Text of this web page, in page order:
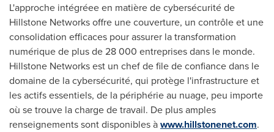
L'approche intégréee en matière de cybersécurité de
Hillstone Networks offre une couverture, un contrôle et une
consolidation efficaces pour assurer la transformation
numérique de plus de 28 000 entreprises dans le monde.
Hillstone Networks est un chef de file de confiance dans le
domaine de la cybersécurité, qui protège l'infrastructure et
les actifs essentiels, de la périphérie au nuage, peu importe
où se trouve la charge de travail. De plus amples
renseignements sont disponibles àwww.hillstonenet.com.